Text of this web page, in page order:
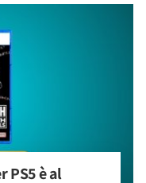
PS5 è al